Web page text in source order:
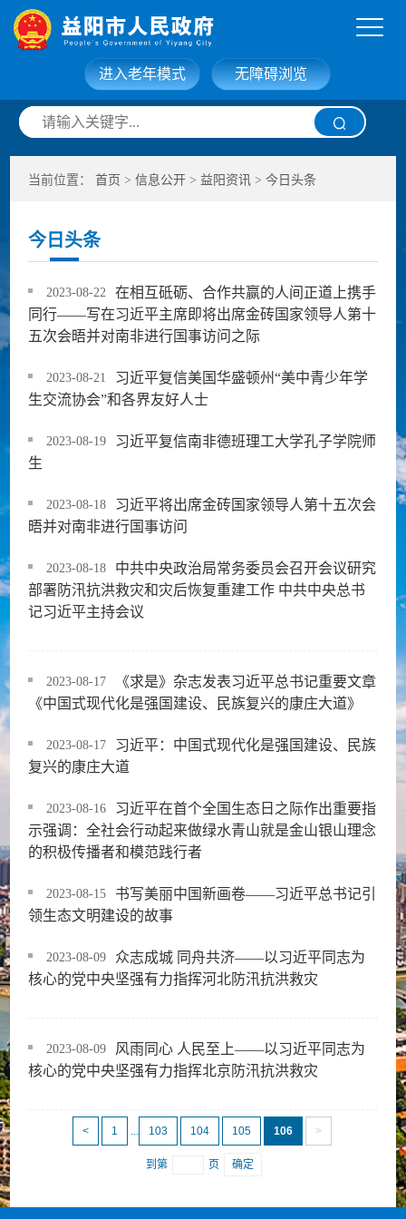
网站首页 走进益阳
信息公开 政务服务
互动交流
无障碍浏览
进入老年模式
当前位置：首页 >信息公开 > 益阳资讯 > 今日头条
今日头条
2023-08-22
在相互砥砺、合作共赢的人间正道上携手
同行——写在习近平主席即将出席金砖国家领导人第十
五次会晤并对南非进行国事访问之际
2023-08-21
习近平复信美国华盛顿州“美中青少年学
生交流协会”和各界友好人士
2023-08-19
习近平复信南非德班理工大学孔子学院师
生
2023-08-18
习近平将出席金砖国家领导人第十五次会
晤并对南非进行国事访问
2023-08-18
中共中央政治局常务委员会召开会议研究
部署防汛抗洪救灾和灾后恢复重建工作 中共中央总书
记习近平主持会议
2023-08-17
《求是》杂志发表习近平总书记重要文章
《中国式现代化是强国建设、民族复兴的康庄大道》
2023-08-17
习近平：中国式现代化是强国建设、民族
复兴的康庄大道
2023-08-16
习近平在首个全国生态日之际作出重要指
示强调：全社会行动起来做绿水青山就是金山银山理念
的积极传播者和模范践行者
2023-08-15
书写美丽中国新画卷——习近平总书记引
领生态文明建设的故事
2023-08-09
众志成城 同舟共济——以习近平同志为
核心的党中央坚强有力指挥河北防汛抗洪救灾
2023-08-09
风雨同心 人民至上——以习近平同志为
核心的党中央坚强有力指挥北京防汛抗洪救灾
< 1 ... 103 104 105 106 >
到第 页 确定